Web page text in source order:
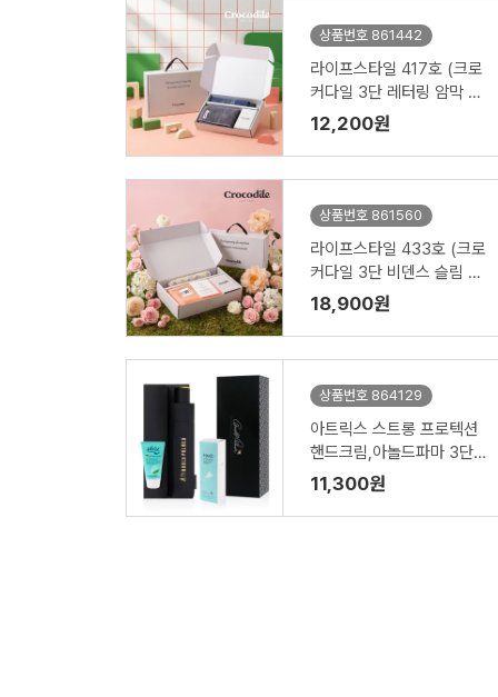
상품번호 861442
라이프스타일 417호 (크로
커다일 3단 레터링 암막 전
자동 우산 VIP+심플 타올 1
50g)
12,200원
상품번호 861560
라이프스타일 433호 (크로
커다일 3단 비덴스 슬림 암
막 우양산 VIP+시그니처 타
올 220g)
18,900원
상품번호 864129
아트릭스 스트롱 프로텍션
핸드크림,아놀드파마 3단수
동솔리드 우산세트
11,300원